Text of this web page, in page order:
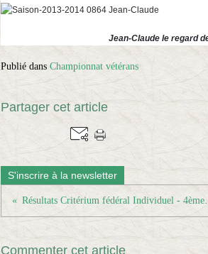
Jean-Claude le regard
Publié dans Championnat vétérans
Partager cet article
S'inscrire à la newsletter
Résultats
Commenter cet article